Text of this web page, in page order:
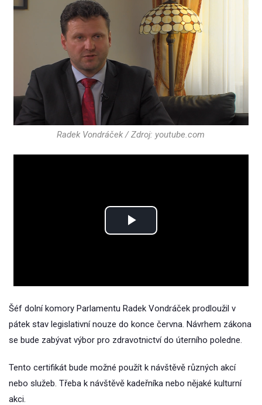
Radek Vondráček / Zdroj: youtube.com
Play
Šéf dolní komory Parlamentu Radek Vondráček prodloužil v
pátek stav legislativní nouze do konce června. Návrhem zákona
se bude zabývat výbor pro zdravotnictví do úterního poledne.
Tento certifikát bude možné použít k návštěvě různých akcí
nebo služeb. Třeba k návštěvě kadeřníka nebo nějaké kulturní
akci.